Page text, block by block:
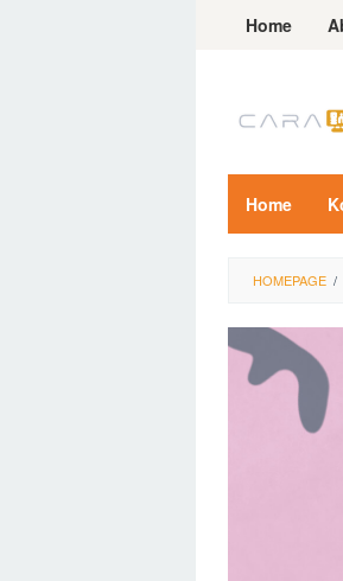
Home
Home
HOMEPAGE /